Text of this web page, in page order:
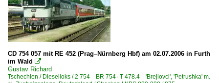
CD 754 057 mit RE 452 (Prag–Nürnberg Hbf) am 02.07.2006 in Furth
im Wald 
Gustav Richard
Tschechien / Dieselloks / 2 754 BR 754 · T 478.4 'Brejlovci', 'Petrushka' m.